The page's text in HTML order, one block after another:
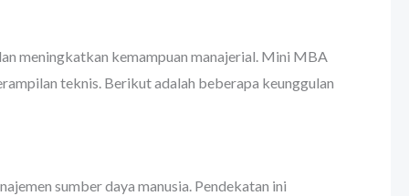
meningkatkan kemampuan manajerial. Mini MBA
teknis. Berikut adalah beberapa keunggulan
sumber daya manusia. Pendekatan ini